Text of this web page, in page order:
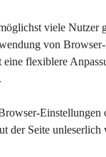
viele
von
flexiblere
der Seite